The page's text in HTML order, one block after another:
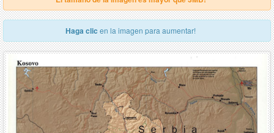
Haga clic en la imagen para aumentar!